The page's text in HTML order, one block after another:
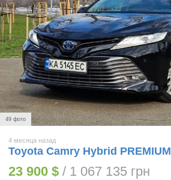
49 фото
4 месяца назад
Toyota Camry Hybrid PREMIUM
23 900 $ / 1 067 135 грн